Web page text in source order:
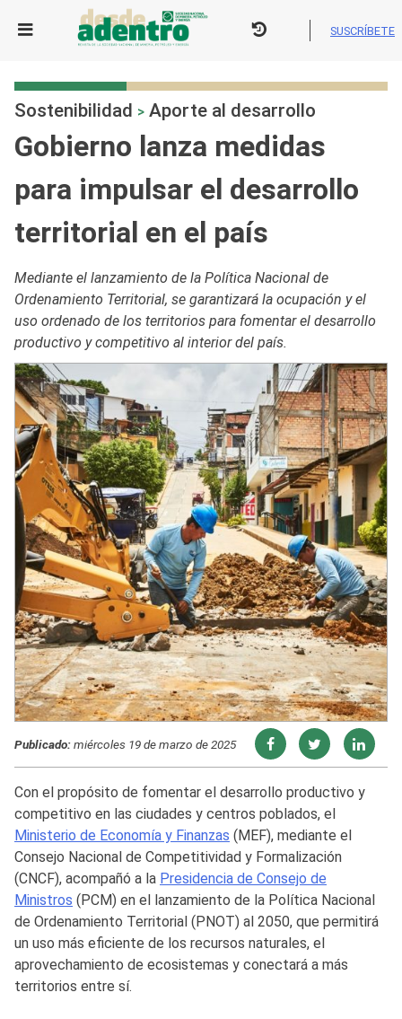
SUSCRÍBETE
Sostenibilidad > Aporte al desarrollo
Gobierno lanza medidas
para impulsar el desarrollo
territorial en el país
Mediante el lanzamiento de la Política Nacional de
Ordenamiento Territorial, se garantizará la ocupación y el
uso ordenado de los territorios para fomentar el desarrollo
productivo y competitivo al interior del país.
Publicado:miércoles 19 de marzo de 2025
Con el propósito de fomentar el desarrollo productivo y
competitivo en las ciudades y centros poblados, el
Ministerio de Economía y Finanzas (MEF), mediante el
Consejo Nacional de Competitividad y Formalización
(CNCF), acompañó a la Presidencia de Consejo de
Ministros (PCM) en el lanzamiento de la Política Nacional
de Ordenamiento Territorial (PNOT) al 2050, que permitirá
un uso más eficiente de los recursos naturales, el
aprovechamiento de ecosistemas y conectará a más
territorios entre sí.